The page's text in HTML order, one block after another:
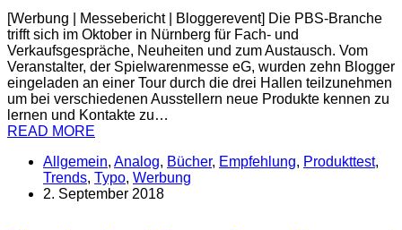
[Werbung | Messebericht | Bloggerevent] Die PBS-Branche
trifft sich im Oktober in Nürnberg für Fach- und
Verkaufsgespräche, Neuheiten und zum Austausch. Vom
Veranstalter, der Spielwarenmesse eG, wurden zehn Blogger
eingeladen an einer Tour durch die drei Hallen teilzunehmen
um bei verschiedenen Ausstellern neue Produkte kennen zu
lernen und Kontakte zu…
READ MORE
Allgemein, Analog, Bücher, Empfehlung, Produkttest,
Trends, Typo, Werbung
2. September 2018